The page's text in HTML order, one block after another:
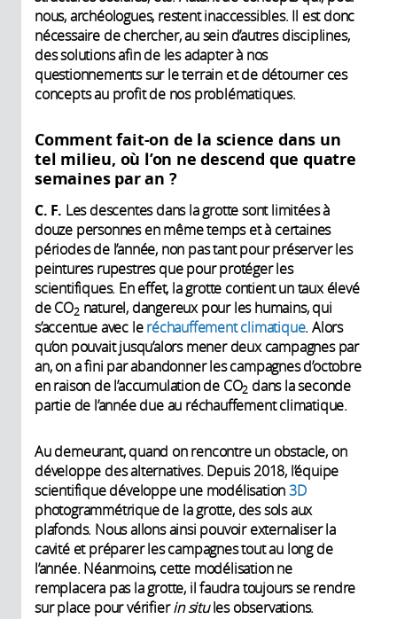
nous, archéologues, restent inaccessibles. Il est donc
nécessaire de chercher, au sein d’autres disciplines,
des solutions afin de les adapter à nos
questionnements sur le terrain et de détourner ces
concepts au profit de nos problématiques.
Comment fait-on de la science dans un
tel milieu, où l’on ne descend que quatre
semaines par an ?
C. F. Les descentes dans la grotte sont limitées à
douze personnes en même temps et à certaines
périodes de l’année, non pas tant pour préserver les
peintures rupestres que pour protéger les
scientifiques. En effet, la grotte contient un taux élevé
de CO2naturel, dangereux pour les humains, qui
s’accentue avec leréchauffement climatique. Alors
qu’on pouvait jusqu’alors mener deux campagnes par
an, on a fini par abandonner les campagnes d’octobre
en raison de l’accumulation de CO2 dans la seconde
partie de l’année due au réchauffement climatique.
Au demeurant, quand on rencontre un obstacle, on
développe des alternatives. Depuis 2018, l’équipe
scientifique développe une modélisation3D
photogrammétrique de la grotte, des sols aux
plafonds. Nous allons ainsi pouvoir externaliser la
cavité et préparer les campagnes tout au long de
l’année. Néanmoins, cette modélisation ne
remplacera pas la grotte, il faudra toujours se rendre
sur place pour vérifierin situles observations.